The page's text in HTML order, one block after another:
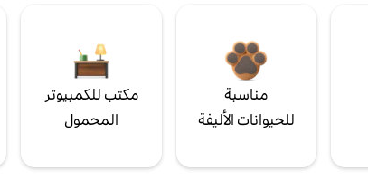
مناسبة
للحيوانات الأليفة
مكتب للكمبيوتر
المحمول